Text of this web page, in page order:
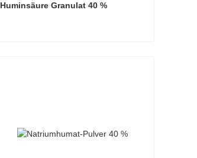
Huminsäure Granulat 40 %